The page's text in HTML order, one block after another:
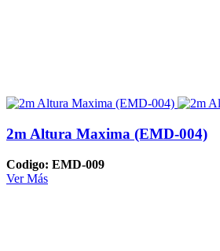
2m Altura Maxima (EMD-004)
Codigo: EMD-009
Ver Más